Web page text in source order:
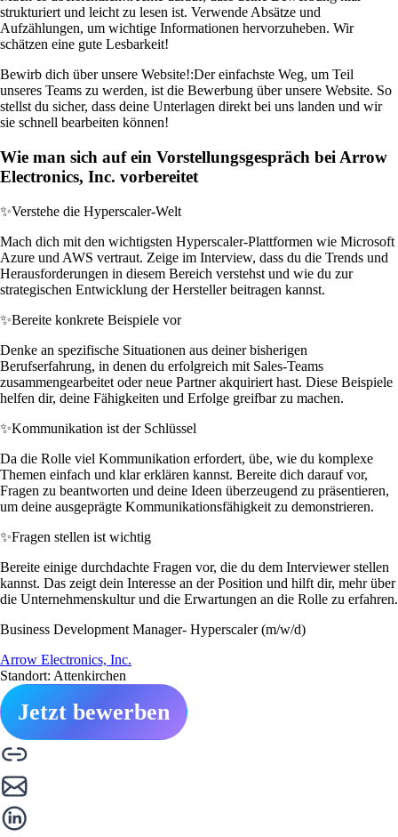
strukturiert und leicht zu lesen ist. Verwende Absätze und
Aufzählungen, um wichtige Informationen hervorzuheben. Wir
schätzen eine gute Lesbarkeit!
Bewirb dich über unsere Website!:Der einfachste Weg, um Teil
unseres Teams zu werden, ist die Bewerbung über unsere Website. So
stellst du sicher, dass deine Unterlagen direkt bei uns landen und wir
sie schnell bearbeiten können!
Wie man sich auf ein Vorstellungsgespräch bei Arrow
Electronics, Inc. vorbereitet
✨Verstehe die Hyperscaler-Welt
Mach dich mit den wichtigsten Hyperscaler-Plattformen wie Microsoft
Azure und AWS vertraut. Zeige im Interview, dass du die Trends und
Herausforderungen in diesem Bereich verstehst und wie du zur
strategischen Entwicklung der Hersteller beitragen kannst.
✨Bereite konkrete Beispiele vor
Denke an spezifische Situationen aus deiner bisherigen
Berufserfahrung, in denen du erfolgreich mit Sales-Teams
zusammengearbeitet oder neue Partner akquiriert hast. Diese Beispiele
helfen dir, deine Fähigkeiten und Erfolge greifbar zu machen.
✨Kommunikation ist der Schlüssel
Da die Rolle viel Kommunikation erfordert, übe, wie du komplexe
Themen einfach und klar erklären kannst. Bereite dich darauf vor,
Fragen zu beantworten und deine Ideen überzeugend zu präsentieren,
um deine ausgeprägte Kommunikationsfähigkeit zu demonstrieren.
✨Fragen stellen ist wichtig
Bereite einige durchdachte Fragen vor, die du dem Interviewer stellen
kannst. Das zeigt dein Interesse an der Position und hilft dir, mehr über
die Unternehmenskultur und die Erwartungen an die Rolle zu erfahren.
Business Development Manager- Hyperscaler (m/w/d)
Arrow Electronics, Inc.
Standort: Attenkirchen
Jetzt bewerben